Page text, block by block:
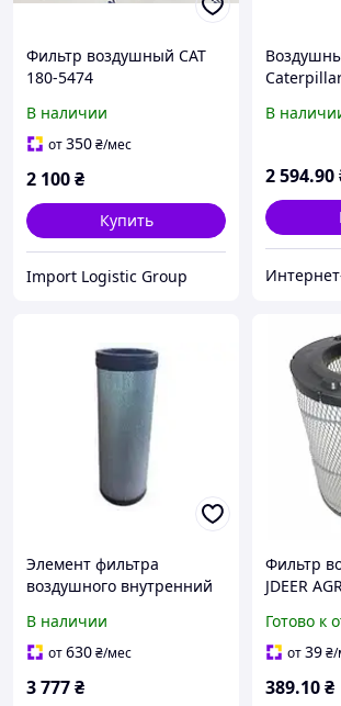
Фильтр воздушный CAT
180-5474
В наличии
от350₴/мес
2 100₴
Купить
Import Logistic Group
M313)
В
2 594.90
Элемент фильтра
воздушного внутренний
P533884
В наличии
от630₴/мес
3 777₴
Фильтр
JDEER
Готово к
от39₴/
389.10₴